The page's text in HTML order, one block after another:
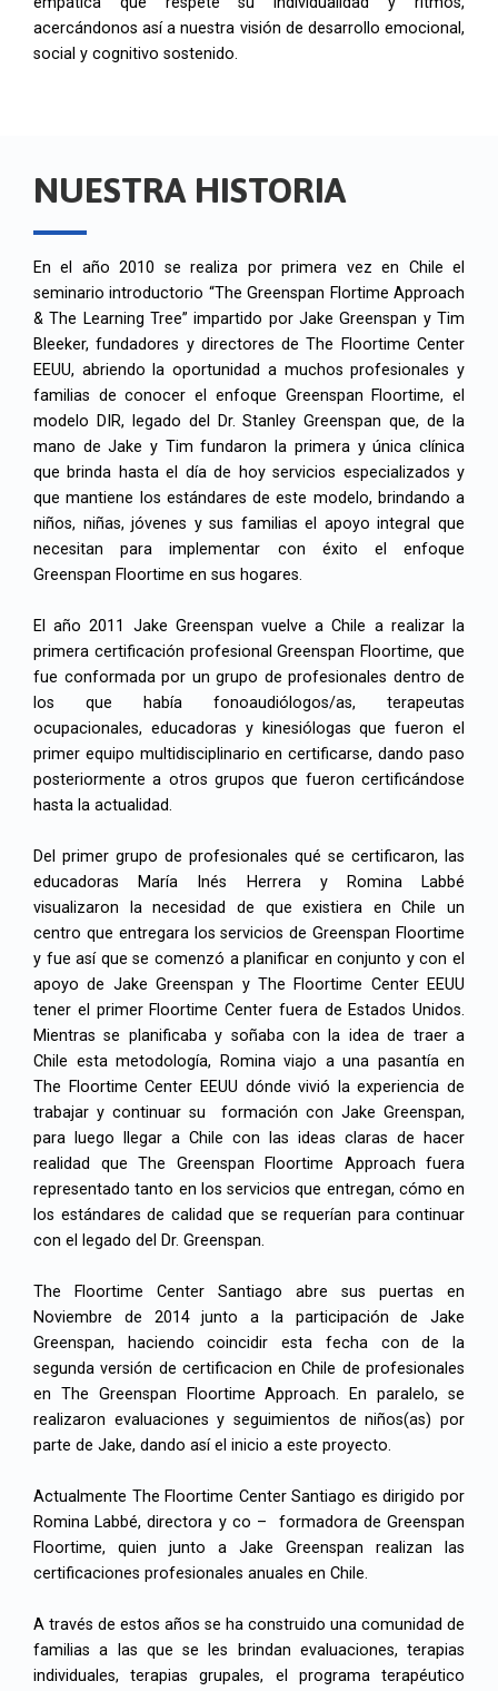
acercándonos así a nuestra visión de desarrollo emocional,
social y cognitivo sostenido.
NUESTRA HISTORIA
En el año 2010 se realiza por primera vez en Chile el
seminario introductorio “The Greenspan Flortime Approach
& The Learning Tree” impartido por Jake Greenspan y Tim
Bleeker, fundadores y directores de The Floortime Center
EEUU, abriendo la oportunidad a muchos profesionales y
familias de conocer el enfoque Greenspan Floortime, el
modelo DIR, legado del Dr. Stanley Greenspan que, de la
mano de Jake y Tim fundaron la primera y única clínica
que brinda hasta el día de hoy servicios especializados y
que mantiene los estándares de este modelo, brindando a
niños, niñas, jóvenes y sus familias el apoyo integral que
necesitan para implementar con éxito el enfoque
Greenspan Floortime en sus hogares.
El año 2011 Jake Greenspan vuelve a Chile a realizar la
primera certificación profesional Greenspan Floortime, que
fue conformada por un grupo de profesionales dentro de
los que había fonoaudiólogos/as, terapeutas
ocupacionales, educadoras y kinesiólogas que fueron el
primer equipo multidisciplinario en certificarse, dando paso
posteriormente a otros grupos que fueron certificándose
hasta la actualidad.
Del primer grupo de profesionales qué se certificaron, las
educadoras María Inés Herrera y Romina Labbé
visualizaron la necesidad de que existiera en Chile un
centro que entregara los servicios de Greenspan Floortime
y fue así que se comenzó a planificar en conjunto y con el
apoyo de Jake Greenspan y The Floortime Center EEUU
tener el primer Floortime Center fuera de Estados Unidos.
Mientras se planificaba y soñaba con la idea de traer a
Chile esta metodología, Romina viajo a una pasantía en
The Floortime Center EEUU dónde vivió la experiencia de
trabajar y continuar su formación con Jake Greenspan,
para luego llegar a Chile con las ideas claras de hacer
realidad que The Greenspan Floortime Approach fuera
representado tanto en los servicios que entregan, cómo en
los estándares de calidad que se requerían para continuar
con el legado del Dr. Greenspan.
The Floortime Center Santiago abre sus puertas en
Noviembre de 2014 junto a la participación de Jake
Greenspan, haciendo coincidir esta fecha con de la
segunda versión de certificacion en Chile de profesionales
en The Greenspan Floortime Approach. En paralelo, se
realizaron evaluaciones y seguimientos de niños(as) por
parte de Jake, dando así el inicio a este proyecto.
Actualmente The Floortime Center Santiago es dirigido por
Romina Labbé, directora y co – formadora de Greenspan
Floortime, quien junto a Jake Greenspan realizan las
certificaciones profesionales anuales en Chile.
A través de estos años se ha construido una comunidad de
familias a las que se les brindan evaluaciones, terapias
individuales, terapias grupales, el programa terapéutico